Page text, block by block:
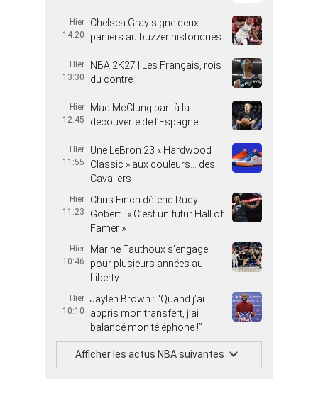
Hier
14:20
Chelsea Gray signe deux
paniers au buzzer historiques
Hier
13:30
NBA 2K27 | Les Français, rois
du contre
Hier
12:45
Mac McClung part à la
découverte de l’Espagne
Hier
11:55
Une LeBron 23 « Hardwood
Classic » aux couleurs… des
Cavaliers
Hier
11:23
Chris Finch défend Rudy
Gobert : « C’est un futur Hall of
Famer »
Hier
10:46
Marine Fauthoux s’engage
pour plusieurs années au
Liberty
Hier
10:10
Jaylen Brown : “Quand j’ai
appris mon transfert, j’ai
balancé mon téléphone !”
Afficher les actus NBA suivantes